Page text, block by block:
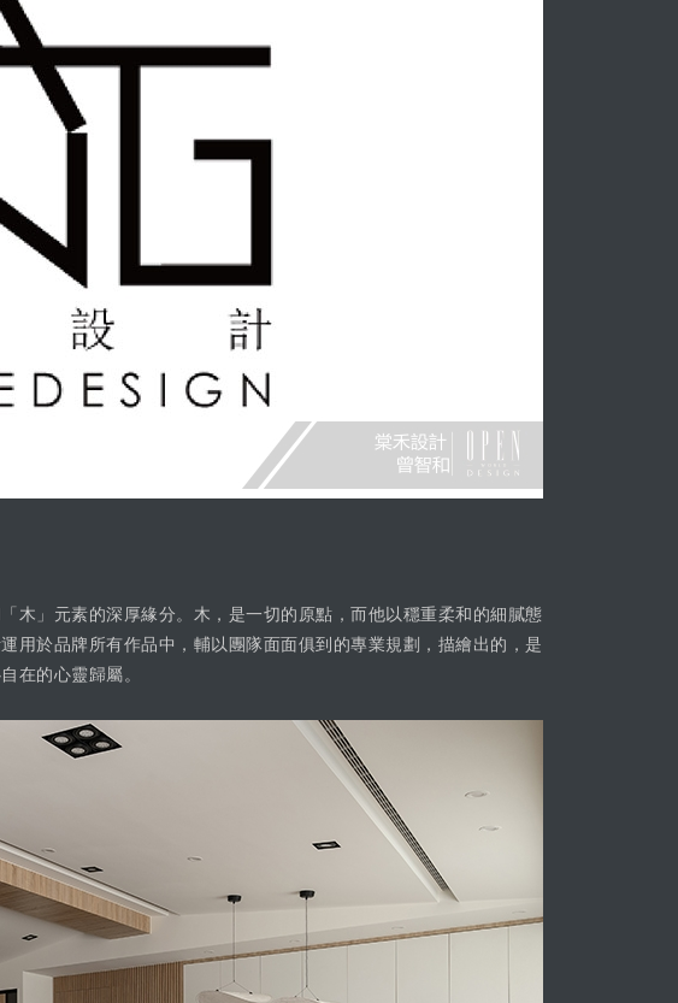
木」元素的深厚緣分。木，是一切的原點，而他以穩重柔和的細膩態
用於品牌所有作品中，輔以團隊面面俱到的專業規劃，描繪出的，是
在的心靈歸屬。